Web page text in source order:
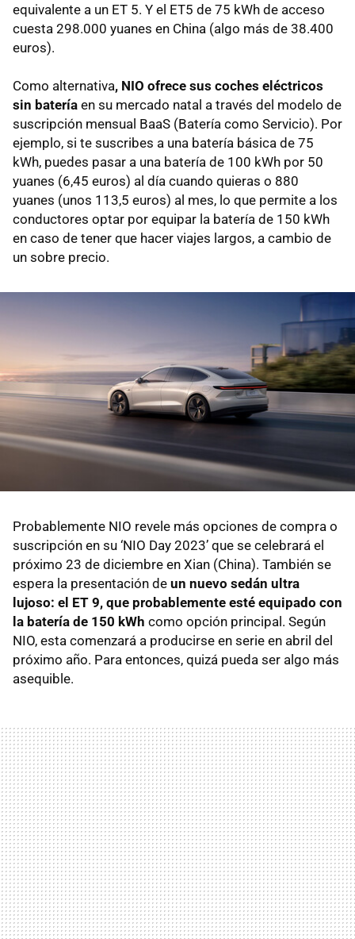
equivalente a un ET 5. Y el ET5 de 75 kWh de acceso
cuesta 298.000 yuanes en China (algo más de 38.400
euros).
Como alternativa, NIO ofrece sus coches eléctricos
sin batería en su mercado natal a través del modelo de
suscripción mensual BaaS (Batería como Servicio). Por
ejemplo, si te suscribes a una batería básica de 75
kWh, puedes pasar a una batería de 100 kWh por 50
yuanes (6,45 euros) al día cuando quieras o 880
yuanes (unos 113,5 euros) al mes, lo que permite a los
conductores optar por equipar la batería de 150 kWh
en caso de tener que hacer viajes largos, a cambio de
un sobre precio.
Probablemente NIO revele más opciones de compra o
suscripción en su ‘NIO Day 2023’ que se celebrará el
próximo 23 de diciembre en Xian (China). También se
espera la presentación de un nuevo sedán ultra
lujoso: el ET 9, que probablemente esté equipado con
la batería de 150 kWh como opción principal. Según
NIO, esta comenzará a producirse en serie en abril del
próximo año. Para entonces, quizá pueda ser algo más
asequible.